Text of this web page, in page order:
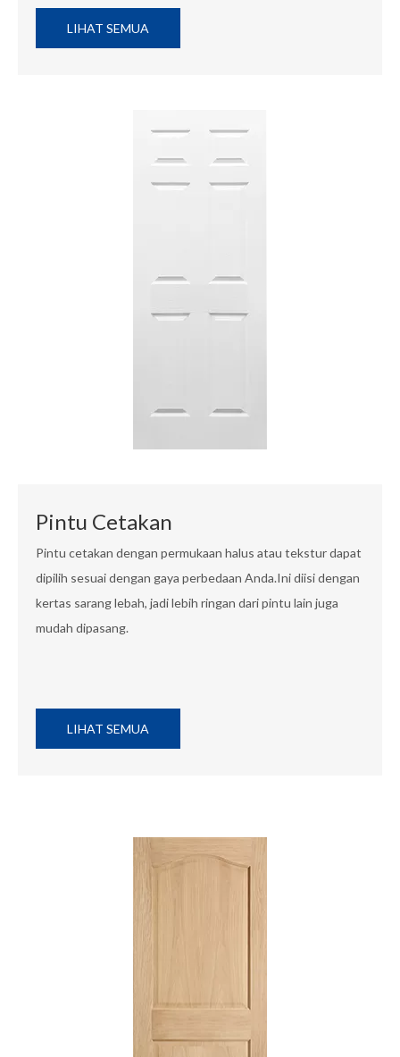
LIHAT SEMUA
Pintu Cetakan
Pintu cetakan dengan permukaan halus atau tekstur dapat
dipilih sesuai dengan gaya perbedaan Anda.Ini diisi dengan
kertas sarang lebah, jadi lebih ringan dari pintu lain juga
mudah dipasang.
LIHAT SEMUA